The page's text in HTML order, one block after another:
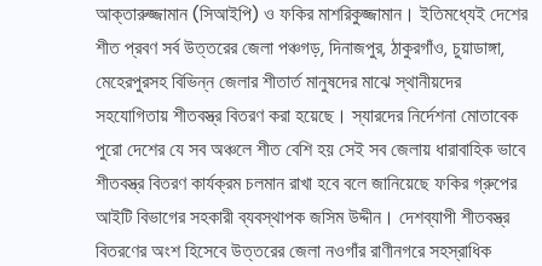
আক্তারুজ্জামান (সিআইপি) ও ফকির মাশরিকুজ্জামান। ইতিমধ্যেই দেশের
শীত প্রবণ সর্ব উত্তরের জেলা পঞ্চগড়, দিনাজপুর, ঠাকুরগাঁও, চুয়াডাঙ্গা,
মেহেরপুরসহ বিভিন্ন জেলার শীতার্ত মানুষদের মাঝে স্থানীয়দের
সহযোগিতায় শীতবস্ত্র বিতরণ করা হয়েছে। স্যারদের নির্দেশনা মোতাবেক
পুরো দেশের যে সব অঞ্চলে শীত বেশি হয় সেই সব জেলায় ধারাবাহিক ভাবে
শীতবস্ত্র বিতরণ কার্যক্রম চলমান রাখা হবে বলে জানিয়েছে ফকির গ্রুপের
আইটি বিভাগের সহকারী ব্যবস্থাপক জসিম উদ্দীন। দেশব্যাপী শীতবস্ত্র
বিতরণের অংশ হিসেবে উত্তরের জেলা নওগাঁর রাণীনগরে সহস্রাধিক